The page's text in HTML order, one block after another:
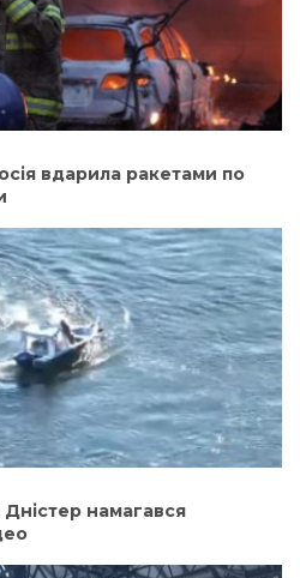
вдарила ракетами по
намагався